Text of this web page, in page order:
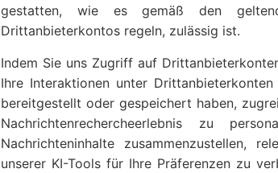
gestatten, wie es gemäß den
Drittanbieterkontos regeln, zulässig ist.
Indem Sie uns Zugriff auf
Ihre Interaktionen unter
bereitgestellt oder gespeichert haben,
Nachrichtenrechercheerlebnis zu
Nachrichteninhalte zusammenzustellen,
unserer KI-Tools für Ihre Präferenzen zu